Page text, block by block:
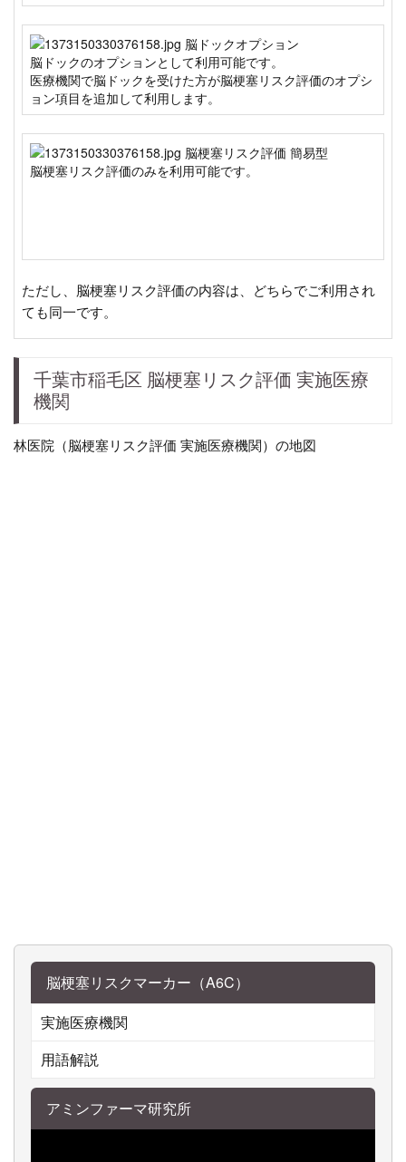
脳ドックのオプションとして利用可能です。
医療機関で脳ドックを受けた方が脳梗塞リスク評価のオプシ
ョン項目を追加して利用します。
脳梗塞リスク評価のみを利用可能です。
ただし、脳梗塞リスク評価の内容は、どちらでご利用され
ても同一です。
千葉市稲毛区 脳梗塞リスク評価 実施医療
機関
林医院（脳梗塞リスク評価 実施医療機関）の地図
脳梗塞リスクマーカー（A6C）
実施医療機関
用語解説
アミンファーマ研究所